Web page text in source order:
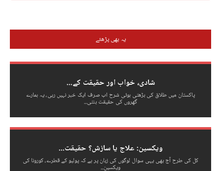
یہ بھی پڑھئے
شادی، خواب اور حقیقت کے...
پاکستان میں طلاق کی بڑھتی ہوئی شرح اب صرف ایک خبر نہیں رہی، یہ ہمارے
گھروں کی حقیقت بنتی...
ویکسین: علاج یا سازش؟ حقیقت...
کل کی طرح آج بھی یہی سوال لوگوں کی زبان پر ہے کہ پولیو کے قطرے، کورونا کی
ویکسین...